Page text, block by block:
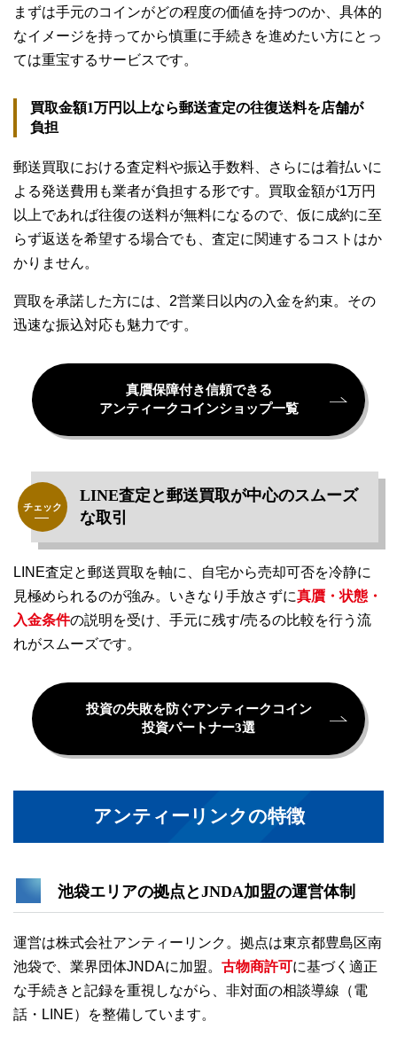
まずは手元のコインがどの程度の価値を持つのか、具体的
なイメージを持ってから慎重に手続きを進めたい方にとっ
ては重宝するサービスです。
買取金額1万円以上なら郵送査定の往復送料を店舗が
負担
郵送買取における査定料や振込手数料、さらには着払いに
よる発送費用も業者が負担する形です。買取金額が1万円
以上であれば往復の送料が無料になるので、仮に成約に至
らず返送を希望する場合でも、査定に関連するコストはか
かりません。
買取を承諾した方には、2営業日以内の入金を約束。その
迅速な振込対応も魅力です。
真贋保障付き信頼できる
アンティークコインショップ一覧
LINE査定と郵送買取が中心のスムーズ
な取引
LINE査定と郵送買取を軸に、自宅から売却可否を冷静に
見極められるのが強み。いきなり手放さずに真贋・状態・
入金条件の説明を受け、手元に残す/売るの比較を行う流
れがスムーズです。
投資の失敗を防ぐアンティークコイン
投資パートナー3選
アンティーリンクの特徴
池袋エリアの拠点とJNDA加盟の運営体制
運営は株式会社アンティーリンク。拠点は東京都豊島区南
池袋で、業界団体JNDAに加盟。 古物商許可に基づく適正
な手続きと記録を重視しながら、非対面の相談導線（電
話・LINE）を整備しています。